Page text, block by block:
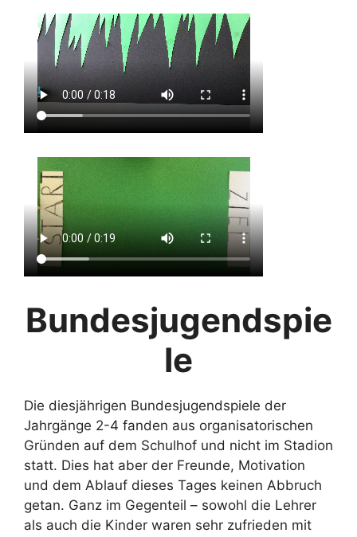
Bundesjugendspie
le
Die diesjährigen Bundesjugendspiele der
Jahrgänge 2-4 fanden aus organisatorischen
Gründen auf dem Schulhof und nicht im Stadion
statt. Dies hat aber der Freunde, Motivation
und dem Ablauf dieses Tages keinen Abbruch
getan. Ganz im Gegenteil – sowohl die Lehrer
als auch die Kinder waren sehr zufrieden mit